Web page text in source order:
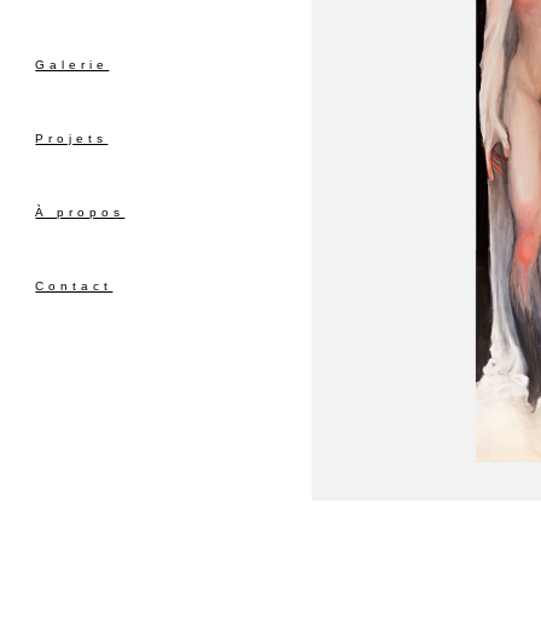
Galerie
Projets
À propos
Contact